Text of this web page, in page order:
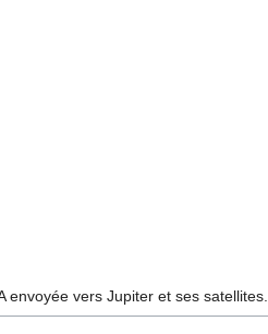
envoyée vers Jupiter et ses satellites.